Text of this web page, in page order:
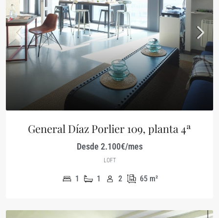
General Díaz Porlier 109, planta 4ª
Desde 2.100€/mes
LOFT
1 1 2 65 m²